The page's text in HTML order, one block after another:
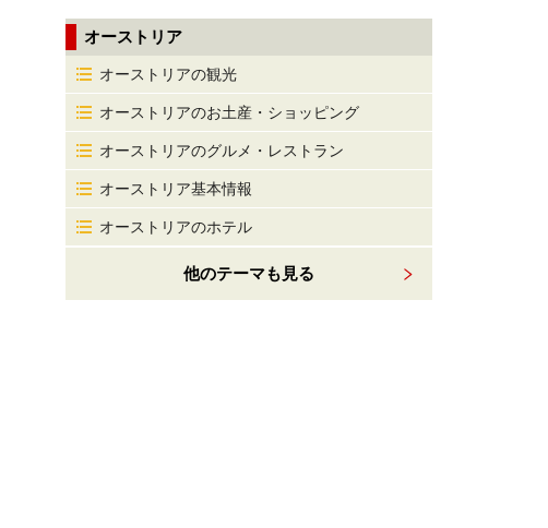
オーストリア
オーストリアの観光
オーストリアのお土産・ショッピング
オーストリアのグルメ・レストラン
オーストリア基本情報
オーストリアのホテル
他のテーマも見る